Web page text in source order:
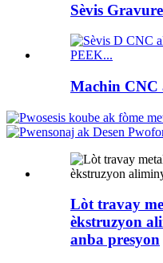
Sèvis
Machin CNC
Lòt travay
èkstruzyon
anba presyon